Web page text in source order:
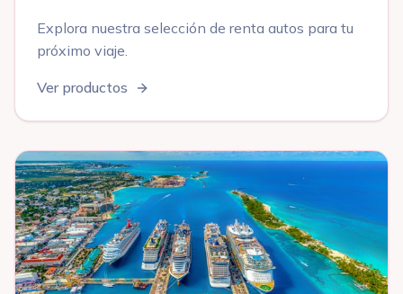
Explora nuestra selección de renta autos para tu
próximo viaje.
Ver productos